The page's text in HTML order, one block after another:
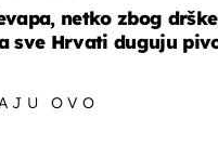
netko zbog
sve Hrvati duguju
OVO